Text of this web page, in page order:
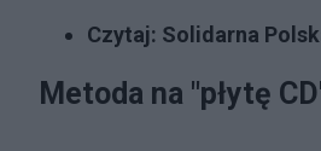
Czytaj: Solidarna
Metoda na "płytę